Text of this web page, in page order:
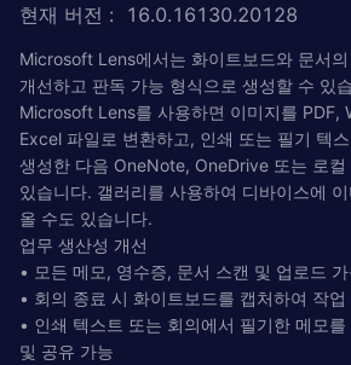
현재 버전 : 16.0.16130.20128
Microsoft Lens에서는 화이트보드와 문서
개선하고 판독 가능 형식으로 생성할 수 있
Microsoft Lens를 사용하면 이미지를 PDF,
Excel 파일로 변환하고, 인쇄 또는 필기 텍
생성한 다음 OneNote, OneDrive 또는 로컬
있습니다. 갤러리를 사용하여 디바이스에
올 수도 있습니다.
업무 생산성 개선
• 모든 메모, 영수증, 문서 스캔 및 업로드 가
• 회의 종료 시 화이트보드를 캡처하여 작
• 인쇄 텍스트 또는 회의에서 필기한 메모
및 공유 가능